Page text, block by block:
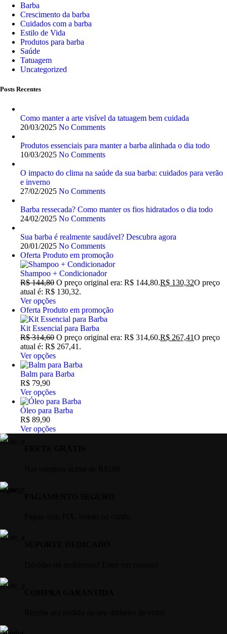
Barba
Crescimento da barba
Cuidados com a barba
Estilo de Vida
Produtos para barba
Saúde
Tatuagem
Uncategorized
Posts Recentes
Como manter a arte visível da tatuagem bem cuidada
20/03/2025 No Comments
Produtos essenciais para manter a barba alinhada o dia todo
10/03/2025 No Comments
O impacto do clima na saúde da sua barba: cuidados para verão
e inverno
27/02/2025 No Comments
Barba ressecada? Como manter os fios hidratados o dia todo
24/02/2025 No Comments
Sua barba é realmente saudável? Descubra agora
20/01/2025 No Comments
Oferta Produto em promoção
Shampoo + Condicionador
R$144,80 O preço original era: R$ 144,80.R$ 130,32O preço
atual é: R$ 130,32.
Ver opções
Oferta Produto em promoção
Kit Essencial para Barba
R$314,60 O preço original era: R$ 314,60.R$ 267,41O preço
atual é: R$ 267,41.
Ver opções
Balm para Barba
R$ 79,90
Ver opções
Óleo para Barba
R$ 89,90
Ver opções